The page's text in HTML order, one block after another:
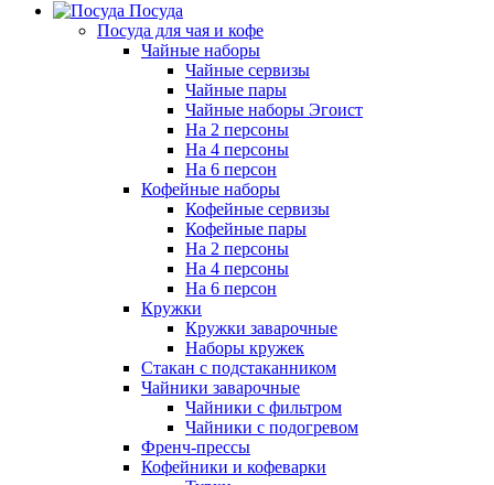
Посуда
Посуда для чая и кофе
Чайные наборы
Чайные сервизы
Чайные пары
Чайные наборы Эгоист
На 2 персоны
На 4 персоны
На 6 персон
Кофейные наборы
Кофейные сервизы
Кофейные пары
На 2 персоны
На 4 персоны
На 6 персон
Кружки
Кружки заварочные
Наборы кружек
Стакан с подстаканником
Чайники заварочные
Чайники с фильтром
Чайники с подогревом
Френч-прессы
Кофейники и кофеварки